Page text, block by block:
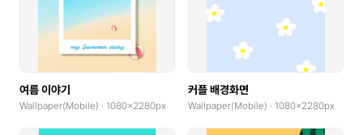
여름 이야기
Wallpaper(Mobile) · 1080x2280px
커플 배경화면
Wallpaper(Mobile) · 1080x2280px